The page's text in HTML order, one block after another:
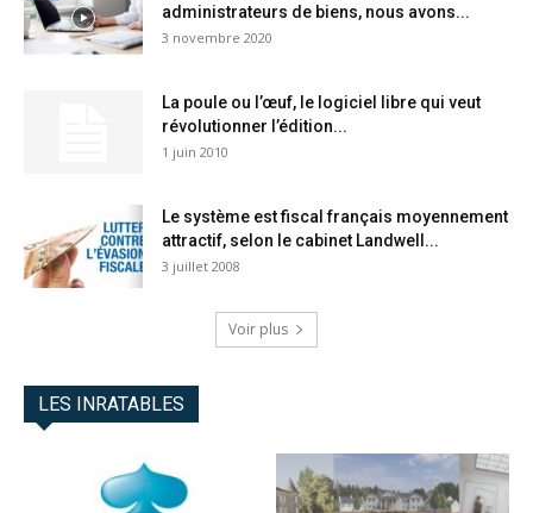
administrateurs de biens, nous avons...
3 novembre 2020
La poule ou l’œuf, le logiciel libre qui veut
révolutionner l’édition...
1 juin 2010
Le système est fiscal français moyennement
attractif, selon le cabinet Landwell...
3 juillet 2008
Voir plus
LES INRATABLES